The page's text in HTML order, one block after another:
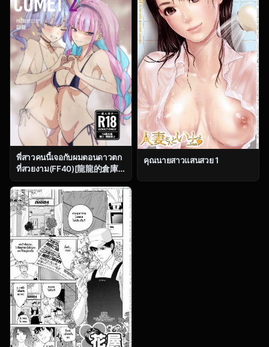
พี่สาวคนนี้เจอกับผมตอนดาวตก
ที่สวยงาม(FF40)[龍龍的倉庫]
DREAMLIKE COMET”
คุณนายสาวแสนสวย 1